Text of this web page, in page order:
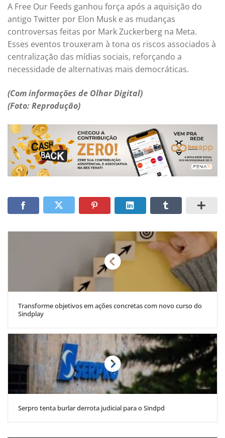
A Free Our Feeds ganhou força após a aquisição do
antigo Twitter por Elon Musk e as mudanças
controversas feitas por Mark Zuckerberg na Meta.
Esses eventos trouxeram à tona os riscos associados à
centralização das mídias sociais, reforçando a
necessidade de alternativas mais democráticas.
(Com informações de Olhar Digital)
(Foto: Reprodução)
Transforme objetivos em ações concretas com novo curso do
Sindplay
Serpro tenta burlar derrota judicial para o Sindpd